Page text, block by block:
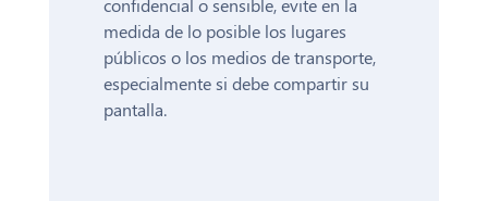
confidencial o sensible, evite en la
medida de lo posible los lugares
públicos o los medios de transporte,
especialmente si debe compartir su
pantalla.